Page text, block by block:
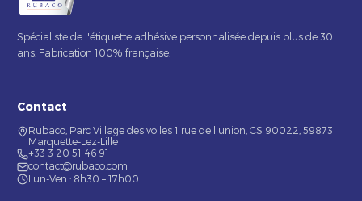
Spécialiste de l'étiquette adhésive personnalisée depuis plus de 30
ans. Fabrication 100% française.
Contact
Rubaco, Parc Village des voiles 1 rue de l'union, CS 90022, 59873
Marquette-Lez-Lille
+33 3 20 51 46 91
contact@rubaco.com
Lun-Ven : 8h30 – 17h00